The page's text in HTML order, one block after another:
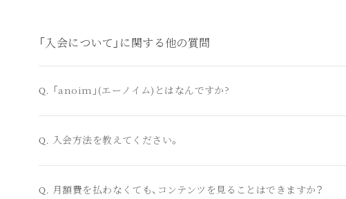
「入会について」に関する他の質問
Q. 「anoim」(エーノイム)とはなんですか?
Q. 入会方法を教えてください。
Q. 月額費を払わなくても、コンテンツを見ることはできますか？